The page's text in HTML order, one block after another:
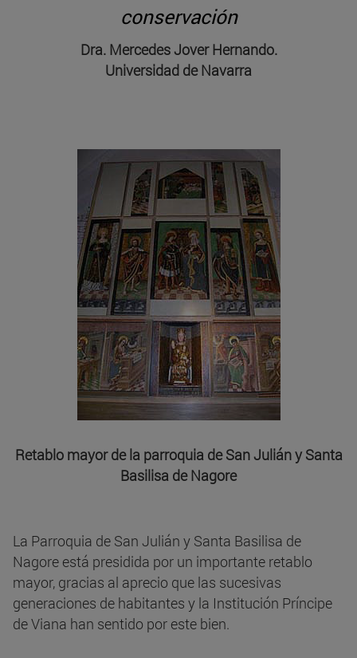
conservación
Dra. Mercedes Jover Hernando.
Universidad de Navarra
Retablo mayor de la parroquia de San Julián y Santa
Basilisa de Nagore
La Parroquia de San Julián y Santa Basilisa de
Nagore está presidida por un importante retablo
mayor, gracias al aprecio que las sucesivas
generaciones de habitantes y la Institución Príncipe
de Viana han sentido por este bien.